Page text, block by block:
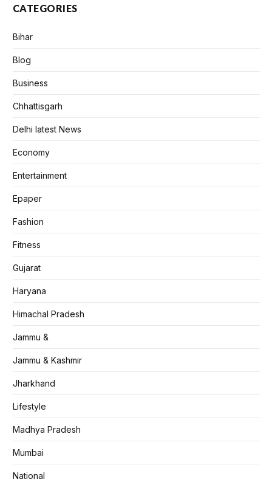
CATEGORIES
Bihar
Blog
Business
Chhattisgarh
Delhi latest News
Economy
Entertainment
Epaper
Fashion
Fitness
Gujarat
Haryana
Himachal Pradesh
Jammu &
Jammu & Kashmir
Jharkhand
Lifestyle
Madhya Pradesh
Mumbai
National